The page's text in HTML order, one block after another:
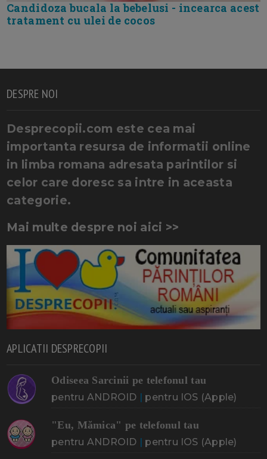
Candidoza bucala la bebelusi - incearca acest
tratament cu ulei de cocos
DESPRE NOI
Desprecopii.com este cea mai
importanta resursa de informatii online
in limba romana adresata parintilor si
celor care doresc sa intre in aceasta
categorie.
Mai multe despre noi aici >>
APLICATII DESPRECOPII
Odiseea Sarcinii pe telefonul tau
pentru ANDROID pentru IOS (Apple)
"Eu, Mămica" pe telefonul tau
pentru ANDROID pentru IOS (Apple)